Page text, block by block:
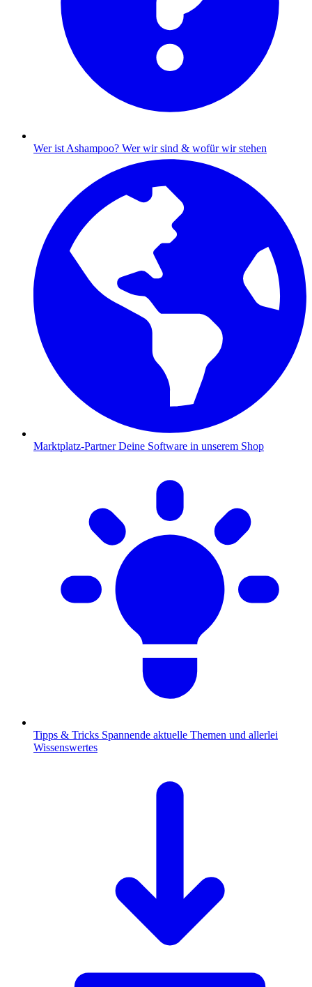
Wer ist Ashampoo? Wer wir sind & wofür wir stehen
Marktplatz-Partner Deine Software in unserem Shop
Tipps & Tricks Spannende aktuelle Themen und allerlei
Wissenswertes